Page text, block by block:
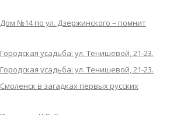
Дом №14 по ул. Дзержинского – помнит
Городская усадьба: ул. Тенишевой, 21-23.
Городская усадьба: ул. Тенишевой, 21-23.
Смоленск в загадках первых русских